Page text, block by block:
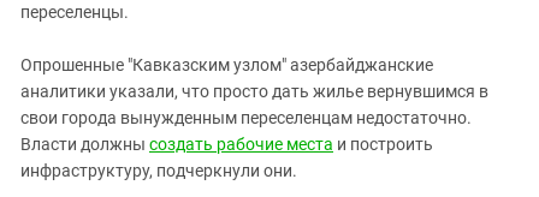
переселенцы.
Опрошенные "Кавказским узлом" азербайджанские
аналитики указали, что просто дать жилье вернувшимся в
свои города вынужденным переселенцам недостаточно.
Власти должны создать рабочие места и построить
инфраструктуру, подчеркнули они.